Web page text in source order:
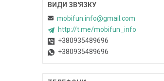
mobifun.info@gmail.com
http://t.me/mobifun_info
+380935489696
+380935489696